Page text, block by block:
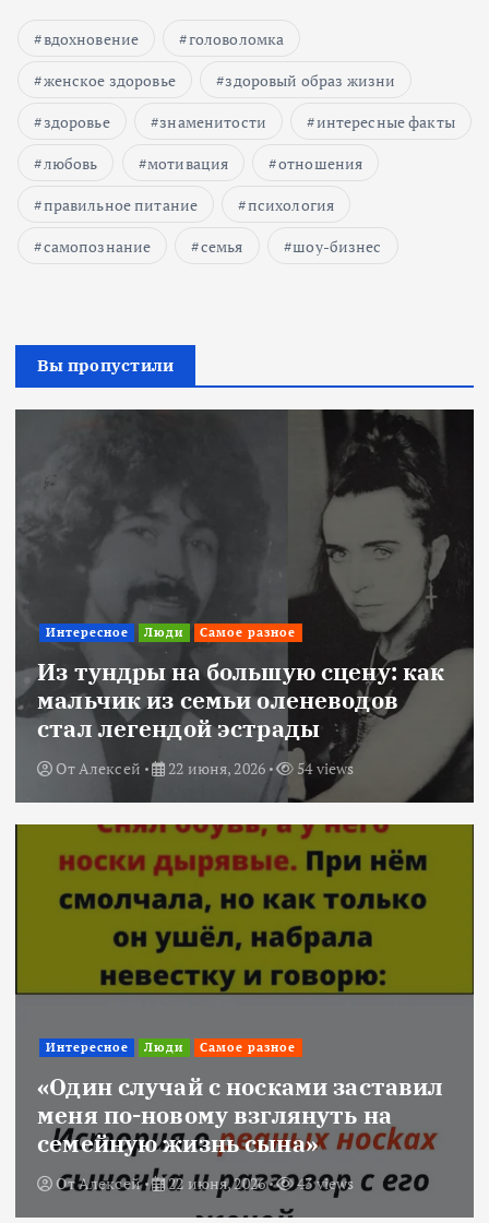
вдохновение
головоломка
женское здоровье
здоровый образ жизни
здоровье
знаменитости
интересные факты
любовь
мотивация
отношения
правильное питание
психология
самопознание
семья шоу-бизнес
Вы пропустили
Интересное Люди Самое разное
Из тундры на большую сцену: как
мальчик из семьи оленеводов
стал легендой эстрады
ОтАлексей 22 июня, 2026 54 views
Интересное Люди Самое разное
«Один случай с носками заставил
меня по-новому взглянуть на
семейную жизнь сына»
ОтАлексей 22 июня, 2026 43 views